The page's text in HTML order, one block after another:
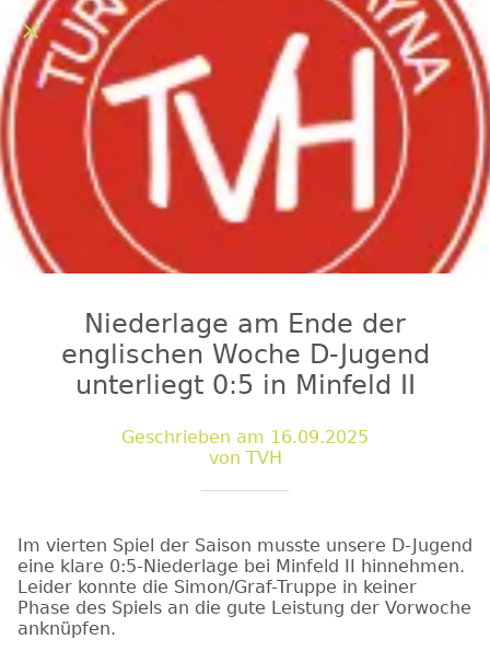
Niederlage am Ende der
englischen Woche D-Jugend
unterliegt 0:5 in Minfeld II
Geschrieben am 16.09.2025
von TVH
Im vierten Spiel der Saison musste unsere D-Jugend
eine klare 0:5-Niederlage bei Minfeld II hinnehmen.
Leider konnte die Simon/Graf-Truppe in keiner
Phase des Spiels an die gute Leistung der Vorwoche
anknüpfen.